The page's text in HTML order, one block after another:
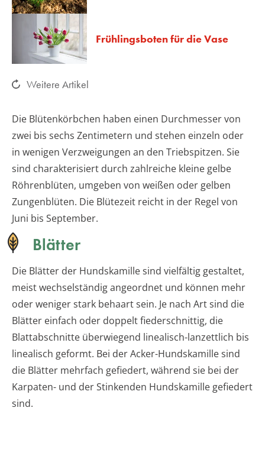
Frühlingsboten für die Vase
Weitere Artikel
Die Blütenkörbchen haben einen Durchmesser von
zwei bis sechs Zentimetern und stehen einzeln oder
in wenigen Verzweigungen an den Triebspitzen. Sie
sind charakterisiert durch zahlreiche kleine gelbe
Röhrenblüten, umgeben von weißen oder gelben
Zungenblüten. Die Blütezeit reicht in der Regel von
Juni bis September.
Blätter
Die Blätter der Hundskamille sind vielfältig gestaltet,
meist wechselständig angeordnet und können mehr
oder weniger stark behaart sein. Je nach Art sind die
Blätter einfach oder doppelt fiederschnittig, die
Blattabschnitte überwiegend linealisch-lanzettlich bis
linealisch geformt. Bei der Acker-Hundskamille sind
die Blätter mehrfach gefiedert, während sie bei der
Karpaten- und der Stinkenden Hundskamille gefiedert
sind.